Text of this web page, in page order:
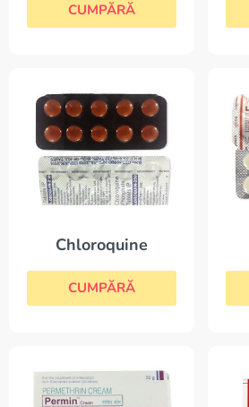
CUMPĂRĂ
Chloroquine
CUMPĂRĂ